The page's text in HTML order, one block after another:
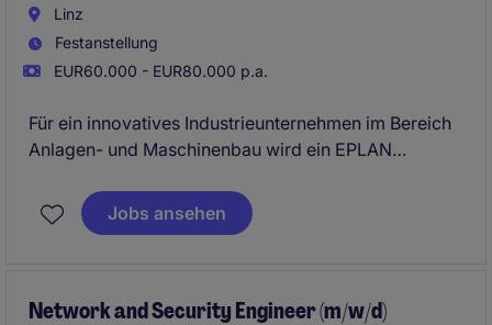
Linz
Festanstellung
EUR60.000 - EUR80.000 p.a.
Für ein innovatives Industrieunternehmen im Bereich
Anlagen- und Maschinenbau wird ein EPLAN
die elektrotechnische Planung, Konstruktion und
Dokumentation von Anlagen und Maschinen sowie
Jobs ansehen
Network and Security Engineer (m/w/d)